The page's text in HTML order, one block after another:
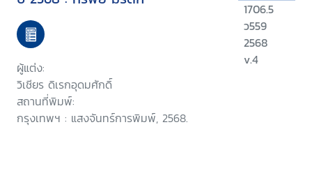
ผู้แต่ง:
วิเชียร ดิเรกอุดมศักดิ์
สถานที่พิมพ์:
กรุงเทพฯ : แสงจันทร์การพิมพ์, 2568.
1706.5
ว559
2568
v.4